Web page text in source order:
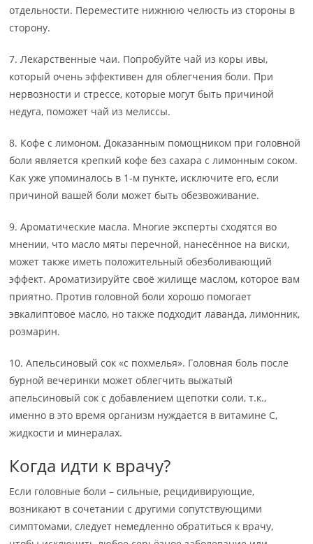
отдельности. Переместите нижнюю челюсть из стороны в
сторону.
7. Лекарственные чаи. Попробуйте чай из коры ивы,
который очень эффективен для облегчения боли. При
нервозности и стрессе, которые могут быть причиной
недуга, поможет чай из мелиссы.
8. Кофе с лимоном. Доказанным помощником при головной
боли является крепкий кофе без сахара с лимонным соком.
Как уже упоминалось в 1-м пункте, исключите его, если
причиной вашей боли может быть обезвоживание.
9. Ароматические масла. Многие эксперты сходятся во
мнении, что масло мяты перечной, нанесённое на виски,
может также иметь положительный обезболивающий
эффект. Ароматизируйте своё жилище маслом, которое вам
приятно. Против головной боли хорошо помогает
эвкалиптовое масло, но также подходит лаванда, лимонник,
розмарин.
10. Апельсиновый сок «с похмелья». Головная боль после
бурной вечеринки может облегчить выжатый
апельсиновый сок с добавлением щепотки соли, т.к.,
именно в это время организм нуждается в витамине С,
жидкости и минералах.
Когда идти к врачу?
Если головные боли – сильные, рецидивирующие,
возникают в сочетании с другими сопутствующими
симптомами, следует немедленно обратиться к врачу,